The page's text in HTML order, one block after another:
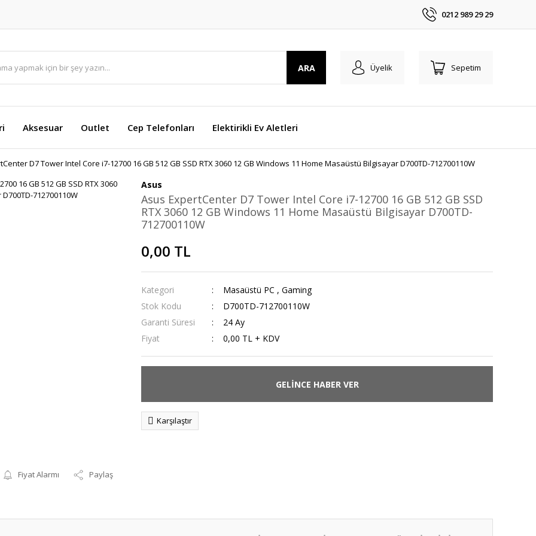
0212 989 29 29
ARA Üyelik Sepetim
Aksesuar Outlet Cep Telefonları Elektirikli Ev Aletleri
D7 Tower Intel Core i7-12700 16 GB 512 GB SSD RTX 3060 12 GB Windows 11 Home Masaüstü Bilgisayar D700TD-712700110W
Fiyat Alarmı Paylaş
Asus
Asus ExpertCenter D7 Tower Intel Core i7-12700 16 GB 512 GB SSD
RTX 3060 12 GB Windows 11 Home Masaüstü Bilgisayar D700TD-
712700110W
0,00 TL
Kategori Masaüstü PC , Gaming
Stok Kodu
D700TD-712700110W
Garanti Süresi
24 Ay
Fiyat
0,00 TL + KDV
GELİNCE HABER VER
Karşılaştır